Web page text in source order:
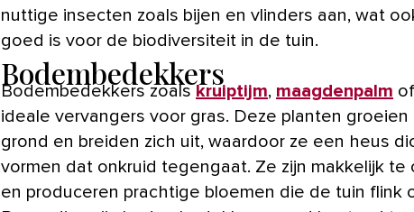
nuttige insecten zoals bijen en vlinders aan, wat
goed is voor de biodiversiteit in de tuin.
Bodembedekkers
Bodembedekkers zoalskruiptijm, maagdenpalm
ideale vervangers voor gras. Deze planten groeien
grond en breiden zich uit, waardoor ze een heus
vormen dat onkruid tegengaat. Ze zijn makkelijk te
en produceren prachtige bloemen die de tuin flink